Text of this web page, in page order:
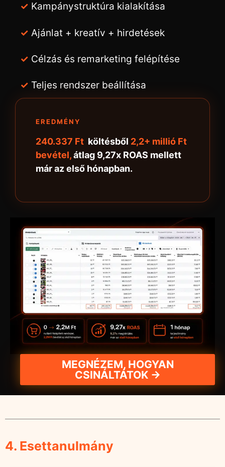
✓ Kampánystruktúra kialakítása
✓ Ajánlat + kreatív + hirdetések
✓ Célzás és remarketing felépítése
✓ Teljes rendszer beállítása
EREDMÉNY
240.337 Ft költésből 2,2+ millió Ft
bevétel,átlag 9,27x ROAS mellett
már az első hónapban.
MEGNÉZEM, HOGYAN
CSINÁLTÁTOK →
4. Esettanulmány